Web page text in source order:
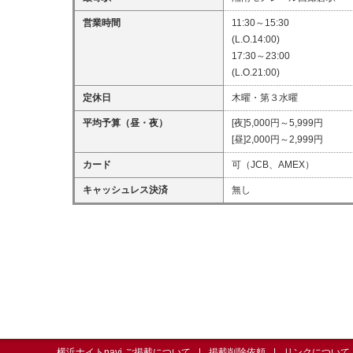
営業時間
11:30～15:30
(L.O.14:00)
17:30～23:00
(L.O.21:00)
定休日 木曜・第３水曜
平均予算（昼・夜）
[夜]5,000円～5,999円
[昼]2,000円～2,999円
カード 可（JCB、AMEX）
キャッシュレス決済 無し